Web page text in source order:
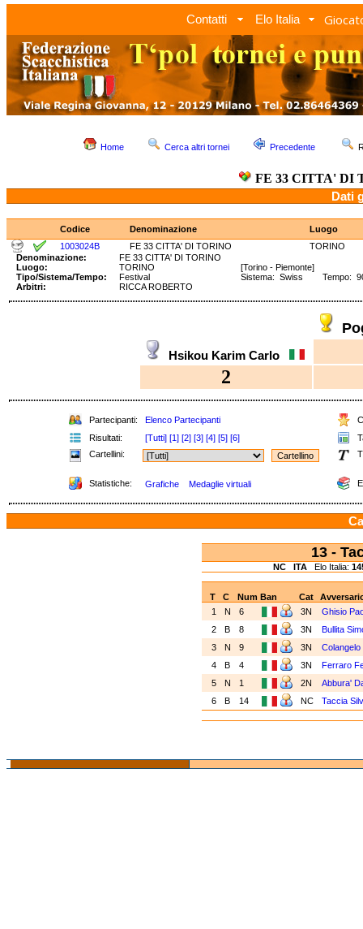
Contatti Elo Italia
Home Cerca altri tornei Precedente
FE 33 CITTA' DI
Dati
Codice Denominazione
Luogo
1003024B
FE 33 CITTA' DI TORINO
TORINO
Denominazione:
FE 33 CITTA' DI TORINO
Luogo:
TORINO
[Torino - Piemonte]
Tipo/Sistema/Tempo:
Festival
Sistema: Swiss Tempo:
Arbitri:
RICCA ROBERTO
Hsikou Karim Carlo
2
Partecipanti: Elenco Partecipanti
Risultati:
[Tutti] [1] [2] [3] [4] [5] [6]
Cartellini:
Statistiche: Grafiche Medaglie virtuali
13 -
NC ITAElo Italia:
T C Num Ban Cat
1
N 6 3N
Ghisio
2
B 8 3N
Bullita
3
N 9 3N
4
B 4 3N
Ferraro
5
N 1 2N
Abbura'
6
B 14 NC Taccia